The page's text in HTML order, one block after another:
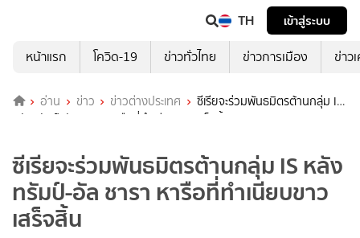
TH
เข้าสู่ระบบ
หน้าแรก
โควิด-19 ข่าวทั่วไทย ข่าวการเมือง ข่าว
อ่าน ข่าว ข่าวต่างประเทศ
ซีเรียจะร่วมพันธมิตรต้านกลุ่ม IS
หลังทรัมป์-อัล ชารา หารือที่ทำเนียบขาวเสร็จสิ้น
ซีเรียจะร่วมพันธมิตรต้านกลุ่ม IS หลัง
ทรัมป์-อัล ชารา หารือที่ทำเนียบขาว
เสร็จสิ้น